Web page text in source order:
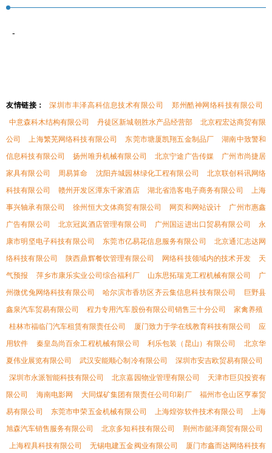
-
友情链接： 深圳市丰泽高科信息技术有限公司
郑州酷神网络科技有限公司
中意森科木结构有限公司
丹徒区新城朝胜水产品经营部
北京程宏达商贸有限
公司
上海繁芜网络科技有限公司 东莞市塘厦凯翔五金制品厂
湖南中致警和
信息科技有限公司
扬州唯升机械有限公司 北京宁途广告传媒
广州市尚捷居
家具有限公司
周易算命 沈阳卉城园林绿化工程有限公司
北京联创科讯网络
科技有限公司
赣州开发区潭东千家酒店 湖北省浩客电子商务有限公司
上海
事兴轴承有限公司
徐州恒大文体商贸有限公司 网页和网站设计
广州市惠鑫
广告有限公司
北京冠岚酒店管理有限公司 广州国运进出口贸易有限公司
永
康市明坚电子科技有限公司
东莞市亿易花信息服务有限公司
北京通汇志达网
络科技有限公司
陕西鼎辉餐饮管理有限公司 网络科技领域内的技术开发
天
气预报
萍乡市康乐实业公司综合福利厂 山东思拓瑞克工程机械有限公司
广
州微优兔网络科技有限公司
哈尔滨市香坊区齐云集信息科技有限公司
巨野县
鑫泉汽车贸易有限公司
程力专用汽车股份有限公司销售三十分公司
家禽养殖
桂林市福临门汽车租赁有限责任公司
厦门致力于学在线教育科技有限公司
应
用软件
秦皇岛尚百余工程机械有限公司 利乐包装（昆山）有限公司
北京华
夏伟业展览有限公司
武汉安能顺心制冷有限公司
深圳市安吉欧贸易有限公司
深圳市永派智能科技有限公司
北京嘉园物业管理有限公司
天津市巨贝投资有
限公司
海南电影网 大同煤矿集团有限责任公司印刷厂
福州市仓山区亨泰贸
易有限公司
东莞市申荣五金机械有限公司 上海煌弥软件技术有限公司
上海
旭森汽车销售服务有限公司
北京多知科技有限公司
荆州市懿泽商贸有限公司
上海程具科技有限公司
无锡电建五金阀业有限公司 厦门市鑫而达网络科技有